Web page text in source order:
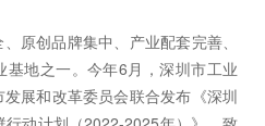
原创品牌集中、产业配套完善、
地之一。今年6月，深圳市工业
展和改革委员会联合发布《深圳